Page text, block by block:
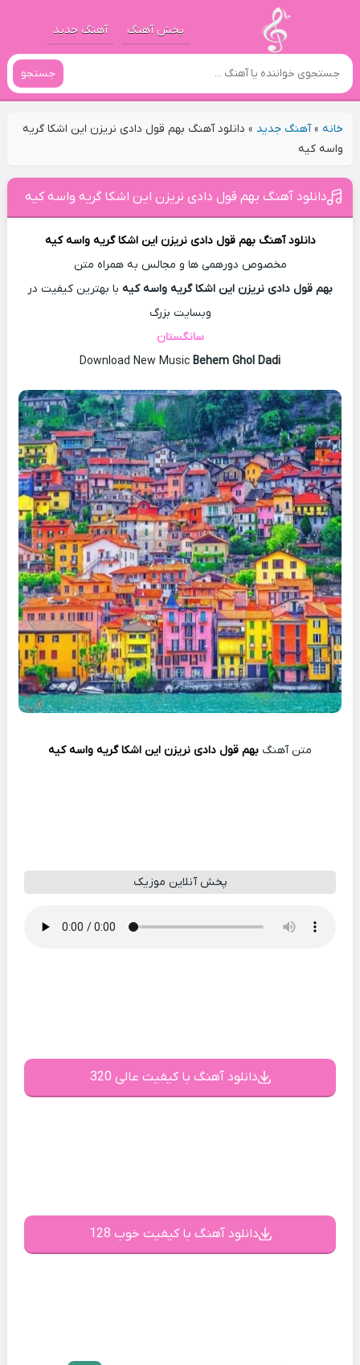
پخش آهنگ آهنگ جدید
جستجو
خانه»آهنگ جدید » دانلود آهنگ بهم قول دادی نریزن این اشکا گریه
واسه کیه
دانلود آهنگ بهم قول دادی نریزن این اشکا گریه واسه کیه
دانلود آهنگ بهم قول دادی نریزن این اشکا گریه واسه کیه
مخصوص دورهمی ها و مجالس به همراه متن
بهم قول دادی نریزن این اشکا گریه واسه کیه با بهترین کیفیت در
وبسایت بزرگ
سانگستان
Download New Music Behem Ghol Dadi
متن آهنگ بهم قول دادی نریزن این اشکا گریه واسه کیه
پخش آنلاین موزیک
دانلود آهنگ با کیفیت عالی 320
دانلود آهنگ با کیفیت خوب 128